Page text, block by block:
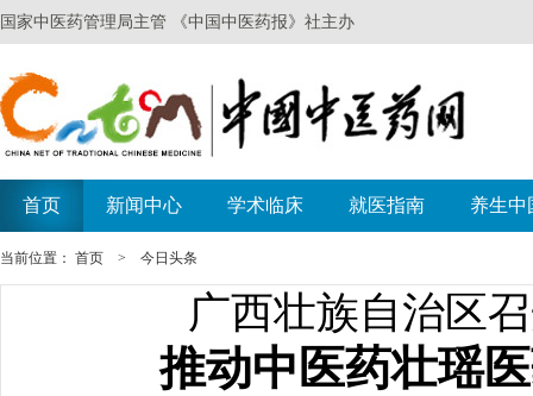
当前位置： 首页 > 今日头条
广西壮族自治区
推动中医药壮瑶